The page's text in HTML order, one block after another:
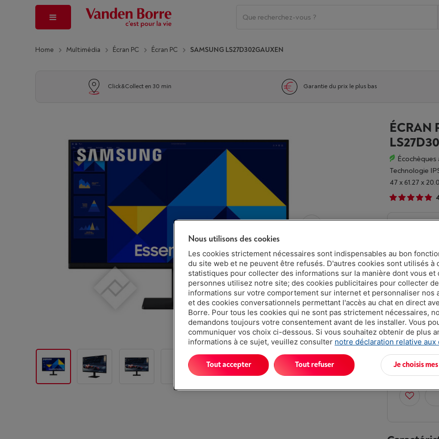
Home Multimédia Écran PC Écran PC SAMSUNG LS27D302GAUXEN
Click&Collect en 30 min Garantie du prix le plus bas
ÉCRAN
Technologie
47 x 61.27 x
5 ans
2 ans
Disponible-
€
Oupayer
Attention,
Nous utilisons des cookies
Les cookies strictement nécessaires sont indispensables au bon
du site web et ne peuvent être refusés. D'autres cookies sont utilisés à
statistiques pour collecter des informations sur la manière dont vous et
personnes utilisez notre site; des cookies publicitaires pour collecter
informations sur votre comportement sur internet et personnaliser nos
et des cookies conversationnels permettant l'accès au chat en direct
Borre. Pour tous les cookies qui ne sont pas strictement nécessaires,
demandons toujours votre consentement avant de les installer. Vous
communiquer vos choix ci-dessous. Si vous souhaitez obtenir de plus
informations à ce sujet, veuillez consulter notre déclaration relative aux
Je choisis
Tout refuser
Tout accepter